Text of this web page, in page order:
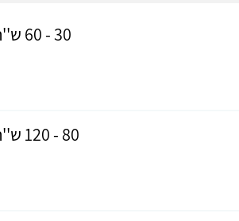
30 - 60 ש''ח
80 - 120 ש''ח
tom raz